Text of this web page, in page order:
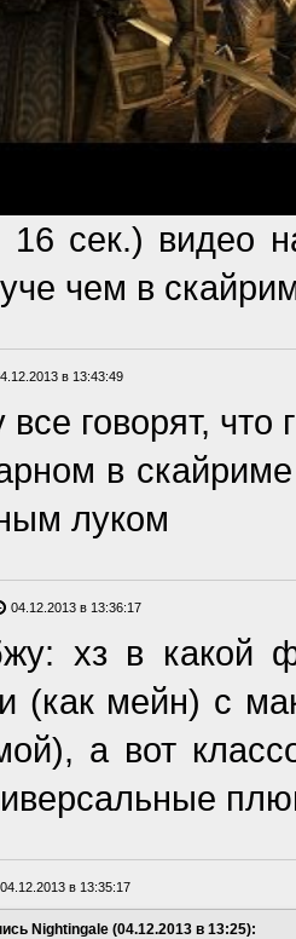
сек.) видео
чем в
в 13:43:49
говорят,
в
луком
04.12.2013 в 13:36:17
хз в какой
(как мейн) с
а вот
04.12.2013 в 13:35:17
Nightingale (04.12.2013 в 13:25):